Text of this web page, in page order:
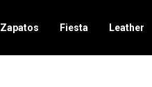
Zapatos Fiesta Leather